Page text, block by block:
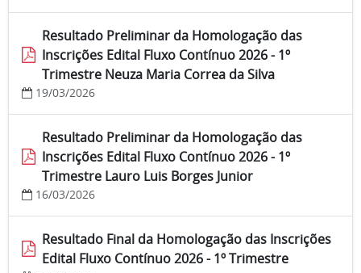
Resultado Preliminar da Homologação das
Inscrições Edital Fluxo Contínuo 2026 - 1º
Trimestre Neuza Maria Correa da Silva
19/03/2026
Resultado Preliminar da Homologação das
Inscrições Edital Fluxo Contínuo 2026 - 1º
Trimestre Lauro Luis Borges Junior
16/03/2026
Resultado Final da Homologação das Inscrições
Edital Fluxo Contínuo 2026 - 1º Trimestre